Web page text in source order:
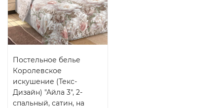
Постельное белье
Королевское
искушение (Текс-
Дизайн) "Айла 3", 2-
спальный, сатин, на